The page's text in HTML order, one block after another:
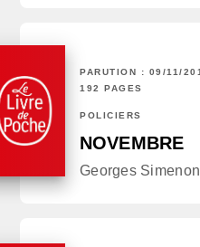
PARUTION : 09/11/
192 PAGES
POLICIERS
NOVEMBRE
Georges Simenon